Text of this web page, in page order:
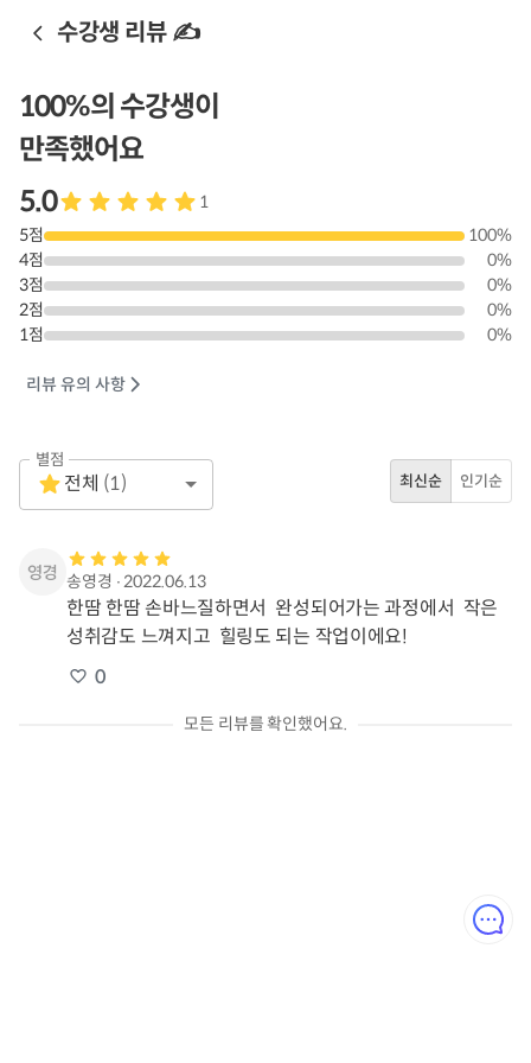
수강생 리뷰 ✍️
100%의 수강생이
만족했어요
5.0
1
5점 100%
4점 0%
3점 0%
2점 0%
1점 0%
리뷰 유의 사항
별점
1 Star
Empty
전체 (1) 최신순 인기순
송영경 ∙2022.06.13
한땀 한땀 손바느질하면서  완성되어가는 과정에서  작은
성취감도 느껴지고  힐링도 되는 작업이에요!
0
모든 리뷰를 확인했어요.